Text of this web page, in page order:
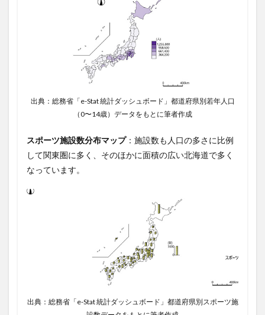
出典：総務省「e-Stat 統計ダッシュボード」都道府県別若年人口
（0〜14歳）データをもとに筆者作成
スポーツ施設数分布マップ：施設数も人口の多さに比例
して関東圏に多く、そのほかに面積の広い北海道で多く
なっています。
出典：総務省「e-Stat 統計ダッシュボード」都道府県別スポーツ施